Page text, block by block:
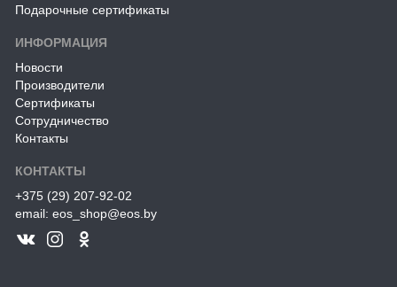
Подарочные сертификаты
ИНФОРМАЦИЯ
Новости
Производители
Сертификаты
Сотрудничество
Контакты
КОНТАКТЫ
+375 (29) 207-92-02
email: eos_shop@eos.by